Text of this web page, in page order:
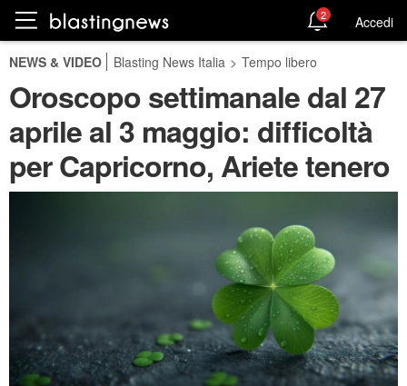
2 Accedi
NEWS & VIDEO Blasting News Italia > Tempo libero
Oroscopo settimanale dal 27
aprile al 3 maggio: difficoltà
per Capricorno, Ariete tenero